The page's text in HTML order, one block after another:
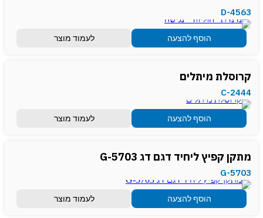
D-4563
הוסף להצעה לעמוד מוצר
קרוסלת מיתלים
C-2444
הוסף להצעה לעמוד מוצר
מתקן קפיץ ליחיד דגם דג G-5703
G-5703
הוסף להצעה לעמוד מוצר